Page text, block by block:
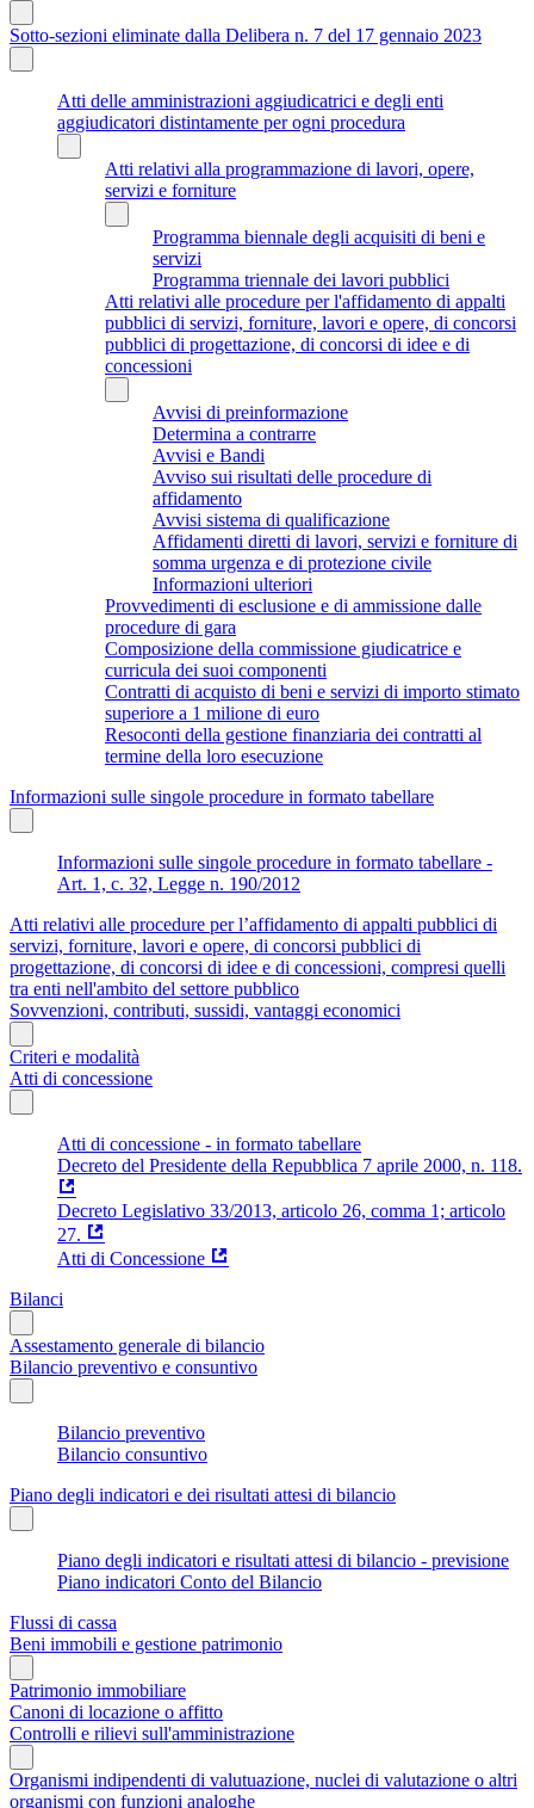
Sotto-sezioni eliminate dalla Delibera n. 7 del 17 gennaio 2023
Atti delle amministrazioni aggiudicatrici e degli enti
aggiudicatori distintamente per ogni procedura
Atti relativi alla programmazione di lavori, opere,
servizi e forniture
Programma biennale degli acquisiti di beni e
servizi
Programma triennale dei lavori pubblici
Atti relativi alle procedure per l'affidamento di appalti
pubblici di servizi, forniture, lavori e opere, di concorsi
pubblici di progettazione, di concorsi di idee e di
concessioni
Avvisi di preinformazione
Determina a contrarre
Avvisi e Bandi
Avviso sui risultati delle procedure di
affidamento
Avvisi sistema di qualificazione
Affidamenti diretti di lavori, servizi e forniture di
somma urgenza e di protezione civile
Informazioni ulteriori
Provvedimenti di esclusione e di ammissione dalle
procedure di gara
Composizione della commissione giudicatrice e
curricula dei suoi componenti
Contratti di acquisto di beni e servizi di importo stimato
superiore a 1 milione di euro
Resoconti della gestione finanziaria dei contratti al
termine della loro esecuzione
Informazioni sulle singole procedure in formato tabellare
Informazioni sulle singole procedure in formato tabellare -
Art. 1, c. 32, Legge n. 190/2012
Atti relativi alle procedure per l’affidamento di appalti pubblici di
servizi, forniture, lavori e opere, di concorsi pubblici di
progettazione, di concorsi di idee e di concessioni, compresi quelli
tra enti nell'ambito del settore pubblico
Sovvenzioni, contributi, sussidi, vantaggi economici
Criteri e modalità
Atti di concessione
Atti di concessione - in formato tabellare
Decreto del Presidente della Repubblica 7 aprile 2000, n. 118.
Decreto Legislativo 33/2013, articolo 26, comma 1; articolo
27.
Atti di Concessione
Bilanci
Assestamento generale di bilancio
Bilancio preventivo e consuntivo
Bilancio preventivo
Bilancio consuntivo
Piano degli indicatori e dei risultati attesi di bilancio
Piano degli indicatori e risultati attesi di bilancio - previsione
Piano indicatori Conto del Bilancio
Flussi di cassa
Beni immobili e gestione patrimonio
Patrimonio immobiliare
Canoni di locazione o affitto
Controlli e rilievi sull'amministrazione
Organismi indipendenti di valutuazione, nuclei di valutazione o altri
organismi con funzioni analoghe